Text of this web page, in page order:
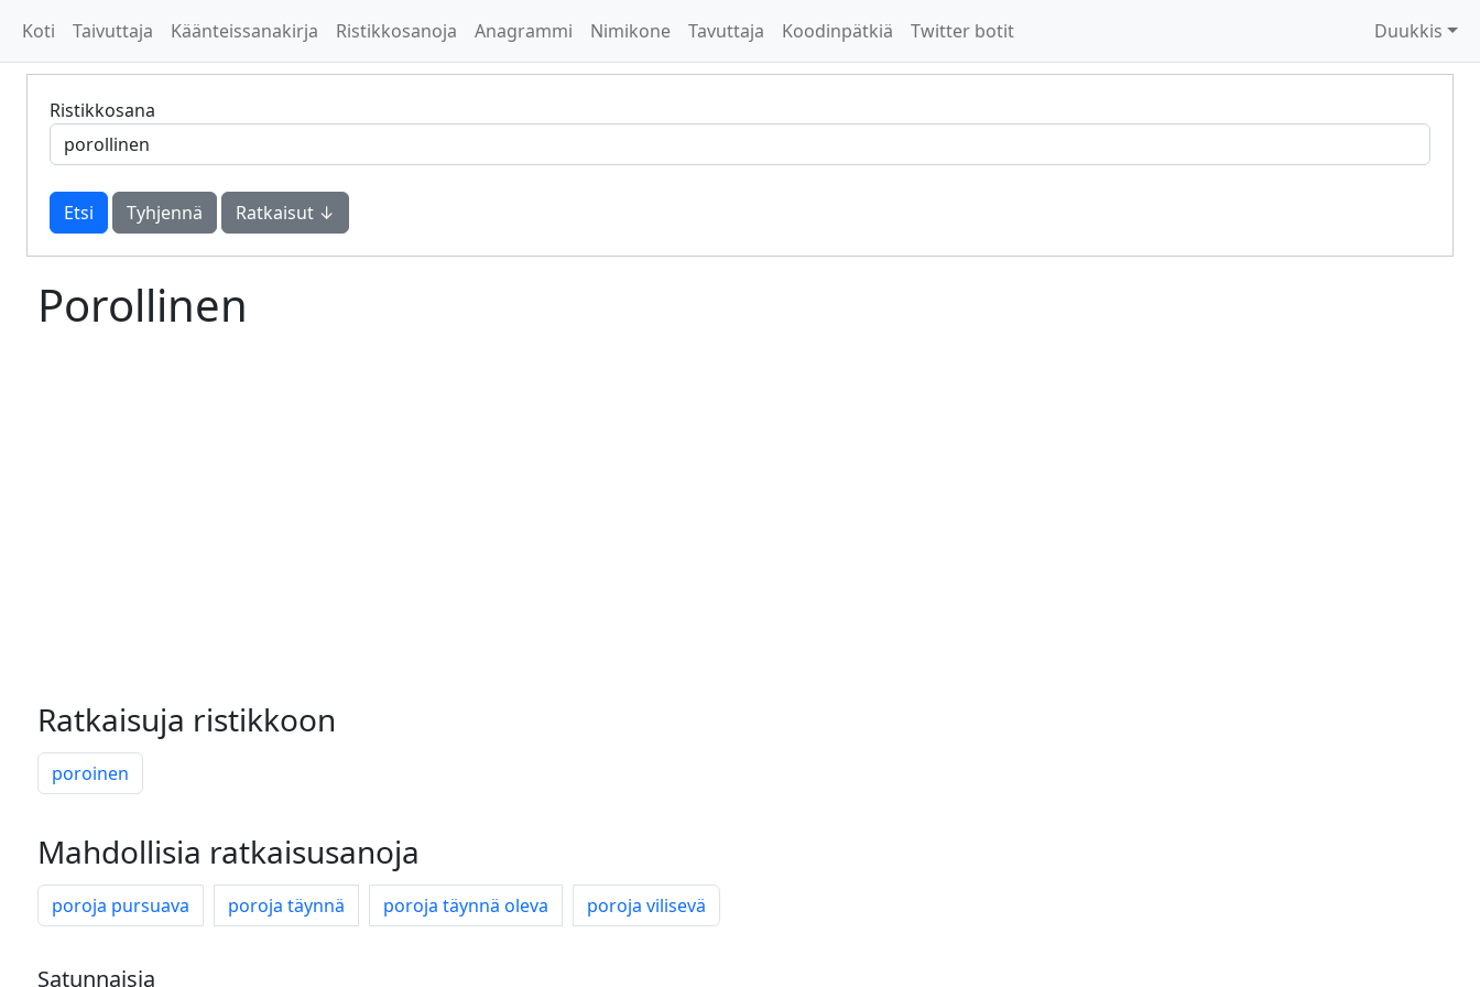
Koti Taivuttaja Käänteissanakirja Ristikkosanoja Anagrammi Nimikone Tavuttaja Koodinpätkiä Twitter botit Duukkis
Ristikkosana
Tyhjennä Ratkaisut ↓
Porollinen
Ratkaisuja ristikkoon
poroinen
Mahdollisia ratkaisusanoja
poroja pursuava poroja täynnä poroja täynnä oleva poroja vilisevä
Satunnaisia